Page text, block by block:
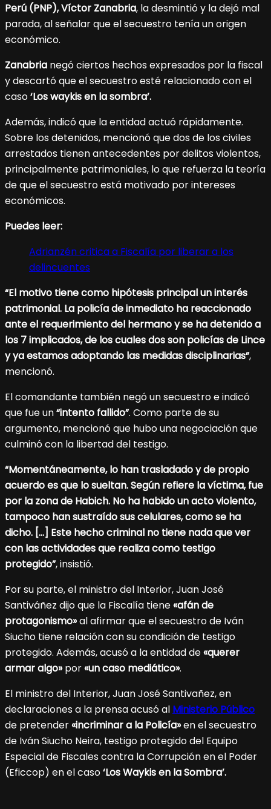
Perú (PNP), Víctor Zanabria, la desmintió y la dejó mal
parada, al señalar que el secuestro tenía un origen
económico.
Zanabria negó ciertos hechos expresados por la fiscal
y descartó que el secuestro esté relacionado con el
caso‘Los waykis en la sombra’.
Además, indicó que la entidad actuó rápidamente.
Sobre los detenidos, mencionó que dos de los civiles
arrestados tienen antecedentes por delitos violentos,
principalmente patrimoniales, lo que refuerza la teoría
de que el secuestro está motivado por intereses
económicos.
Puedes leer:
Adrianzén critica a Fiscalía por liberar a los
delincuentes
“El motivo tiene como hipótesis principal un interés
patrimonial. La policía de inmediato ha reaccionado
ante el requerimiento del hermano y se ha detenido a
los 7 implicados, de los cuales dos son policías de Lince
y ya estamos adoptando las medidas disciplinarias”,
mencionó.
El comandante también negó un secuestro e indicó
que fue un“intento fallido”. Como parte de su
argumento, mencionó que hubo una negociación que
culminó con la libertad del testigo.
“Momentáneamente, lo han trasladado y de propio
acuerdo es que lo sueltan. Según refiere la víctima, fue
por la zona de Habich. No ha habido un acto violento,
tampoco han sustraído sus celulares, como se ha
dicho. […] Este hecho criminal no tiene nada que ver
con las actividades que realiza como testigo
protegido”, insistió.
Por su parte, el ministro del Interior, Juan José
Santiváñez dijo que la Fiscalía tiene«afán de
protagonismo»al afirmar que el secuestro de Iván
Siucho tiene relación con su condición de testigo
protegido. Además, acusó a la entidad de«querer
armar algo»por«un caso mediático».
El ministro del Interior, Juan José Santivañez, en
declaraciones a la prensa acusó al Ministerio Público
de pretender«incriminar a la Policía»en el secuestro
de Iván Siucho Neira, testigo protegido del Equipo
Especial de Fiscales contra la Corrupción en el Poder
(Eficcop) en el caso‘Los Waykis en la Sombra’.